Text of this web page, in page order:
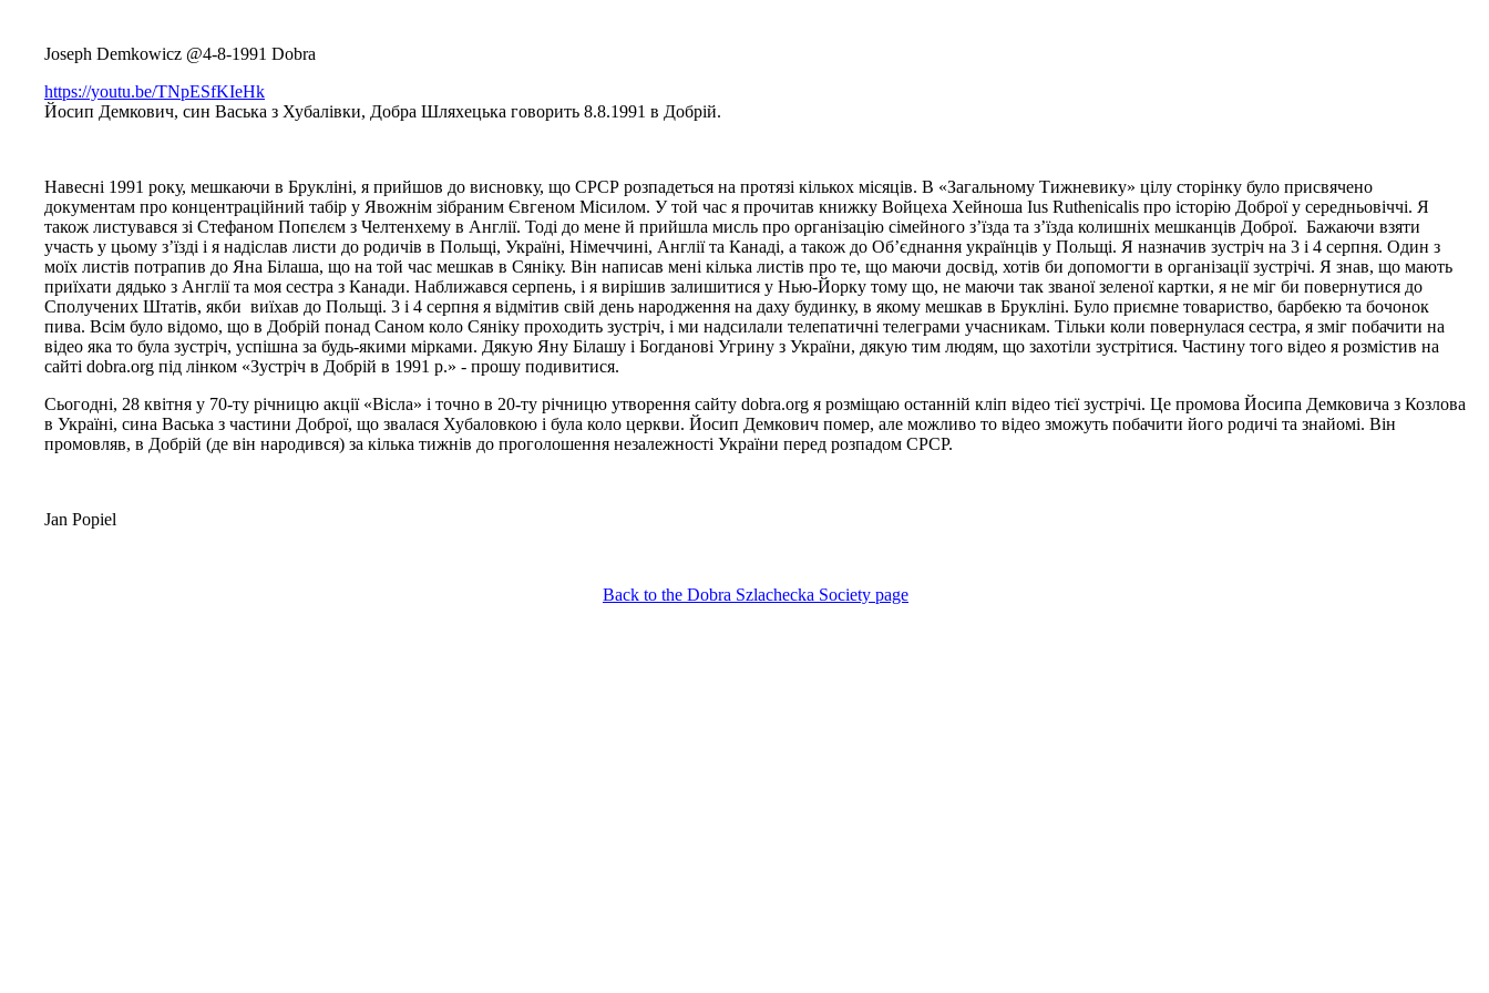
Joseph Demkowicz @4-8-1991 Dobra
https://youtu.be/TNpESfKIeHk
Йосип Демкович, син Васька з Хубалівки, Добра Шляхецька говорить 8.8.1991 в Добрій.
Навесні 1991 року, мешкаючи в Брукліні, я прийшов до висновку, що СРСР розпадеться на протязі кількох місяців. В «Загальному Тижневику» цілу сторінку було присвячено
документам про концентраційний табір у Явожнім зібраним Євгеном Місилом. У той час я прочитав книжку Войцеха Хейноша Ius Ruthenicalis про історію Доброї у середньовіччі. Я
також листувався зі Стефаном Попєлєм з Челтенхему в Англії. Тоді до мене й прийшла мисль про організацію сімейного з’їзда та з’їзда колишніх мешканців Доброї. Бажаючи взяти
участь у цьому з’їзді і я надіслав листи до родичів в Польщі, Україні, Німеччині, Англії та Канаді, а також до Об’єднання українців у Польщі. Я назначив зустріч на 3 і 4 серпня. Один з
моїх листів потрапив до Яна Білаша, що на той час мешкав в Сяніку. Він написав мені кілька листів про те, що маючи досвід, хотів би допомогти в організації зустрічі. Я знав, що мають
приїхати дядько з Англії та моя сестра з Канади. Наближався серпень, і я вирішив залишитися у Нью-Йорку тому що, не маючи так званої зеленої картки, я не міг би повернутися до
Сполучених Штатів, якби виїхав до Польщі. 3 і 4 серпня я відмітив свій день народження на даху будинку, в якому мешкав в Брукліні. Було приємне товариство, барбекю та бочонок
пива. Всім було відомо, що в Добрій понад Саном коло Сяніку проходить зустріч, і ми надсилали телепатичні телеграми учасникам. Тільки коли повернулася сестра, я зміг побачити на
відео яка то була зустріч, успішна за будь-якими мірками. Дякую Яну Білашу і Богданові Угрину з України, дякую тим людям, що захотіли зустрітися. Частину того відео я розмістив на
сайті dobra.org під лінком «Зустріч в Добрій в 1991 р.» - прошу подивитися.
Сьогодні, 28 квітня у 70-ту річницю акції «Вісла» і точно в 20-ту річницю утворення сайту dobra.org я розміщаю останній кліп відео тієї зустрічі. Це промова Йосипа Демковича з Козлова
в Україні, сина Васька з частини Доброї, що звалася Хубаловкою і була коло церкви. Йосип Демкович помер, але можливо то відео зможуть побачити його родичі та знайомі. Він
промовляв, в Добрій (де він народився) за кілька тижнів до проголошення незалежності України перед розпадом СРСР.
Jan Popiel
Back to the Dobra Szlachecka Society page